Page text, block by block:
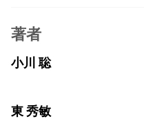
著者
小川 聡
東 秀敏